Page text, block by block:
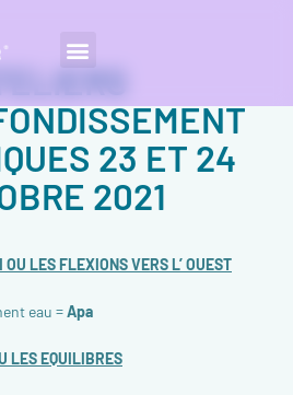
23 ET 24
2021
LES FLEXIONS VERS L’ OUEST
eau =Apa
LES EQUILIBRES